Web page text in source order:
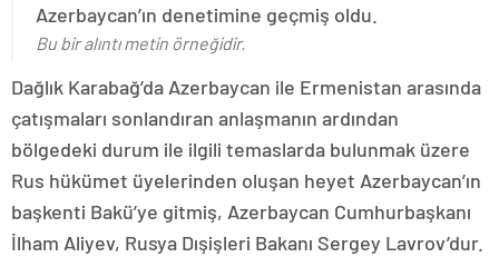
Azerbaycan’ın denetimine geçmiş oldu.
Bu bir alıntı metin örneğidir.
Dağlık Karabağ’da Azerbaycan ile Ermenistan arasında
çatışmaları sonlandıran anlaşmanın ardından
bölgedeki durum ile ilgili temaslarda bulunmak üzere
Rus hükümet üyelerinden oluşan heyet Azerbaycan’ın
başkenti Bakü’ye gitmiş, Azerbaycan Cumhurbaşkanı
İlham Aliyev, Rusya Dışişleri Bakanı Sergey Lavrov’dur.